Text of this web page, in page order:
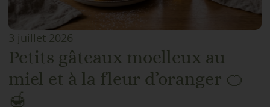
3 juillet 2026
Petits gâteaux moelleux au
miel et à la fleur d’oranger 🍊
🍯